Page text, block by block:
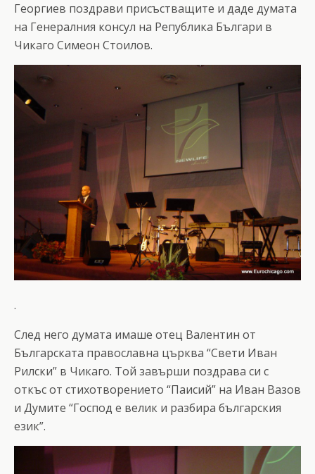
Георгиев поздрави присъстващите и даде думата
на Генералния консул на Република Българи в
Чикаго Симеон Стоилов.
.
След него думата имаше отец Валентин от
Българската православна църква “Свети Иван
Рилски” в Чикаго. Той завърши поздрава си с
откъс от стихотворението “Паисий” на Иван Вазов
и Думите “Господ е велик и разбира българския
език”.